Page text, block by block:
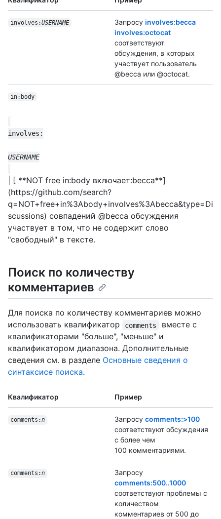
involves:USERNAME Запросу involves:becca
involves:octocat
соответствуют
обсуждения, в которых
участвует пользователь
@becca или @octocat.
in:body
| [ **NOT free in:body включает:becca**]
(https://github.com/search?
q=NOT+free+in%3Abody+involves%3Abecca&type=Di
scussions) совпадений @becca обсуждения
участвует в том, что не содержит слово
"свободный" в тексте.
Поиск по количеству
комментариев
Для поиска по количеству комментариев можно
использовать квалификатор
comments
вместе с
квалификаторами "больше", "меньше" и
квалификатором диапазона. Дополнительные
сведения см. в разделе Основные сведения о
синтаксисе поиска.
Квалификатор Пример
comments:n Запросу comments:>100
соответствуют обсуждения
с более чем
100 комментариями.
comments:n
Запросу
comments:500..1000
соответствуют проблемы с
количеством
комментариев от 500 до